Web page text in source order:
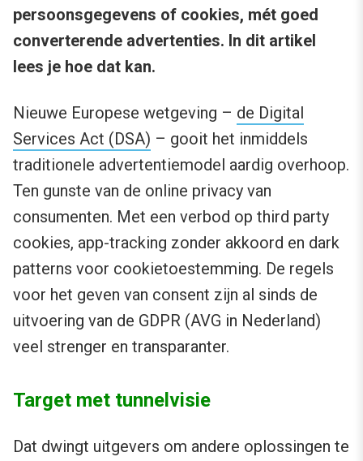
persoonsgegevens of cookies, mét goed
converterende advertenties. In dit artikel
lees je hoe dat kan.
Nieuwe Europese wetgeving – de Digital
Services Act (DSA) – gooit het inmiddels
traditionele advertentiemodel aardig overhoop.
Ten gunste van de online privacy van
consumenten. Met een verbod op third party
cookies, app-tracking zonder akkoord en dark
patterns voor cookietoestemming. De regels
voor het geven van consent zijn al sinds de
uitvoering van de GDPR (AVG in Nederland)
veel strenger en transparanter.
Target met tunnelvisie
Dat dwingt uitgevers om andere oplossingen te